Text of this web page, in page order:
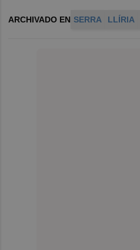
ARCHIVADO EN SERRA LLÍRIA